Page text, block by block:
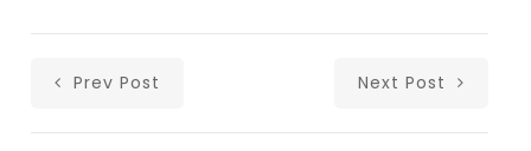
Prev Post Next Post